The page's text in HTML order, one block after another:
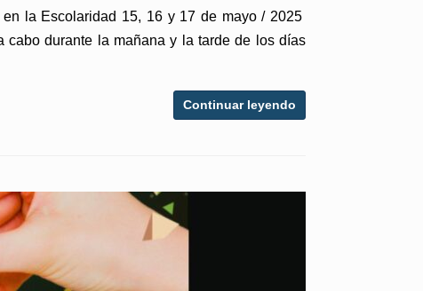
la Escolaridad 15, 16 y 17 de mayo / 2025
cabo durante la mañana y la tarde de los días
Continuar leyendo